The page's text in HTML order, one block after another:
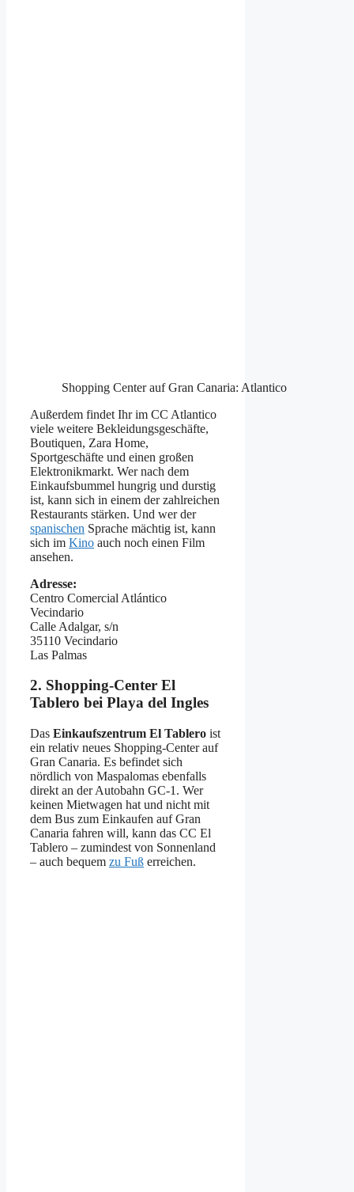
Shopping Center auf Gran Canaria: Atlantico
Außerdem findet Ihr im CC Atlantico
viele weitere Bekleidungsgeschäfte,
Boutiquen, Zara Home,
Sportgeschäfte und einen großen
Elektronikmarkt. Wer nach dem
Einkaufsbummel hungrig und durstig
ist, kann sich in einem der zahlreichen
Restaurants stärken. Und wer der
spanischen Sprache mächtig ist, kann
sich im Kino auch noch einen Film
ansehen.
Adresse:
Centro Comercial Atlántico
Vecindario
Calle Adalgar, s/n
35110 Vecindario
Las Palmas
2. Shopping-Center El
Tablero bei Playa del Ingles
Das Einkaufszentrum El Tablero ist
ein relativ neues Shopping-Center auf
Gran Canaria. Es befindet sich
nördlich von Maspalomas ebenfalls
direkt an der Autobahn GC-1. Wer
keinen Mietwagen hat und nicht mit
dem Bus zum Einkaufen auf Gran
Canaria fahren will, kann das CC El
Tablero – zumindest von Sonnenland
– auch bequem zu Fuß erreichen.